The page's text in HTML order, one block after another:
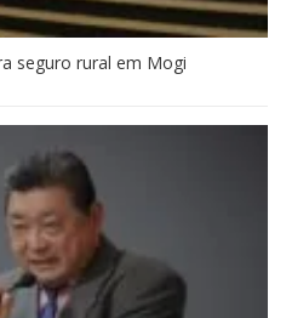
seguro rural em Mogi